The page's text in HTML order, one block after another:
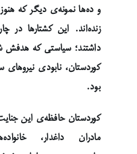
و ده‌ها نمونه‌ی دیگر که
زنده‌اند. این کشتارها در
داشتند؛ سیاستی که هدفش
کوردستان، نابودی نیروهای
بود.
کوردستان حافظه‌ی این
مادران داغدار،